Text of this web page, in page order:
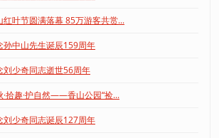
叶节圆满落幕 85万游客共赏...
中山先生诞辰159周年
少奇同志逝世56周年
趣·护自然——香山公园“捡...
少奇同志诞辰127周年